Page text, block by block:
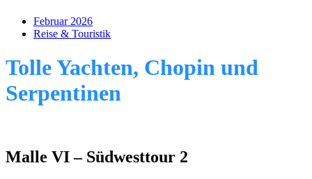
Februar 2026
Reise & Touristik
Tolle Yachten, Chopin und
Serpentinen
Malle VI – Südwesttour 2